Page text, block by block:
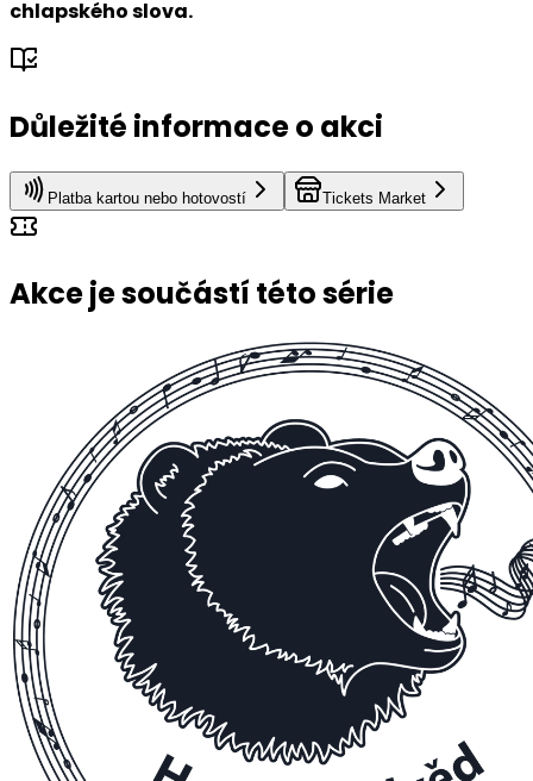
chlapského slova.
Důležité informace o akci
Platba kartou nebo hotovostí Tickets Market
Akce je součástí této série